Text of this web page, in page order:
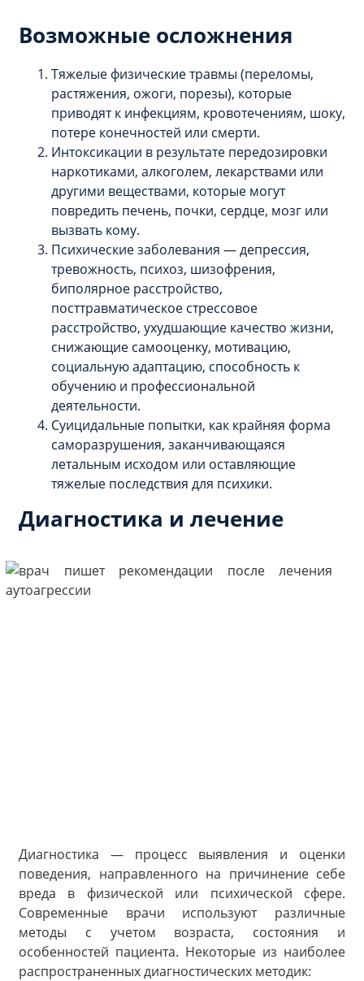
Возможные осложнения
Тяжелые физические травмы (переломы,
растяжения, ожоги, порезы), которые
приводят к инфекциям, кровотечениям, шоку,
потере конечностей или смерти.
Интоксикации в результате передозировки
наркотиками, алкоголем, лекарствами или
другими веществами, которые могут
повредить печень, почки, сердце, мозг или
вызвать кому.
Психические заболевания — депрессия,
тревожность, психоз, шизофрения,
биполярное расстройство,
посттравматическое стрессовое
расстройство, ухудшающие качество жизни,
снижающие самооценку, мотивацию,
социальную адаптацию, способность к
обучению и профессиональной
деятельности.
Суицидальные попытки, как крайняя форма
саморазрушения, заканчивающаяся
летальным исходом или оставляющие
тяжелые последствия для психики.
Диагностика и лечение
Диагностика — процесс выявления и оценки
поведения, направленного на причинение себе
вреда в физической или психической сфере.
Современные врачи используют различные
методы с учетом возраста, состояния и
особенностей пациента. Некоторые из наиболее
распространенных диагностических методик: